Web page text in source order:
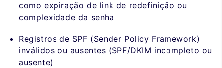
como expiração de link de redefinição ou
complexidade da senha
Registros de SPF (Sender Policy Framework)
inválidos ou ausentes (SPF/DKIM incompleto ou
ausente)